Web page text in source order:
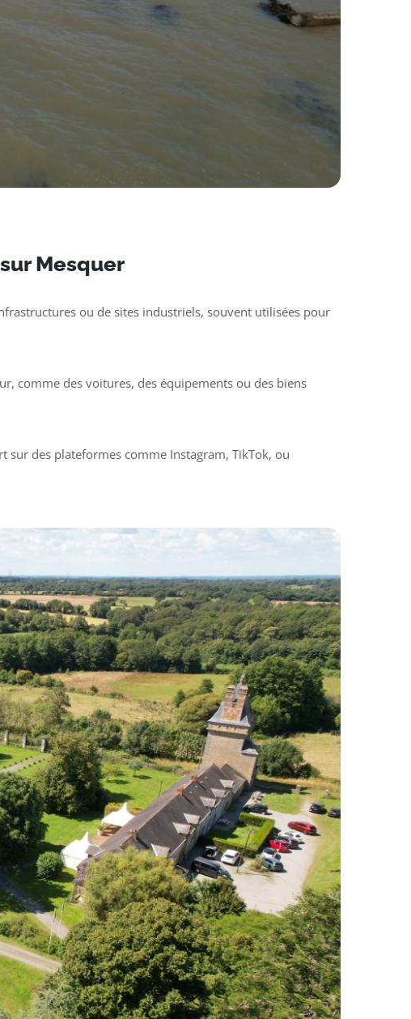
Mesquer
ou de sites industriels, souvent utilisées pour
comme des voitures, des équipements ou des biens
des plateformes comme Instagram, TikTok, ou